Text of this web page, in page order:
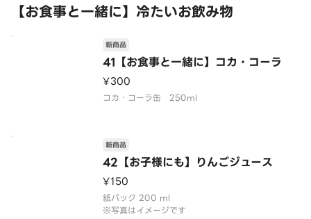
【お食事と一緒に】冷たいお飲み物
41【お食事と一緒に】コカ・コーラ
新商品
¥300
コカ・コーラ缶 250ml
42【お子様にも】りんごジュース
新商品
¥150
紙パック 200 ml